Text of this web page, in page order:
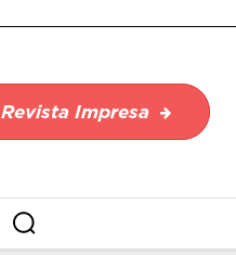
Revista Impresa